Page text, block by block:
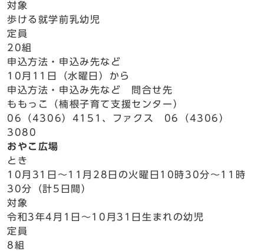
対象
歩ける就学前乳幼児
定員
20組
申込方法・申込み先など
10月11日（水曜日）から
申込方法・申込み先など 問合せ先
ももっこ（楠根子育て支援センター）
06（4306）4151、ファクス 06（4306）
3080
おやこ広場
とき
10月31日～11月28日の火曜日10時30分～11時
30分（計5日間）
対象
令和3年4月1日～10月31日生まれの幼児
定員
8組